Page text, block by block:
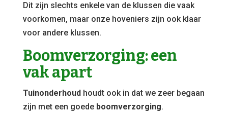
Dit zijn slechts enkele van de klussen die vaak
voorkomen, maar onze hoveniers zijn ook klaar
voor andere klussen.
Boomverzorging: een
vak apart
Tuinonderhoudhoudt ook in dat we zeer begaan
zijn met een goede boomverzorging.